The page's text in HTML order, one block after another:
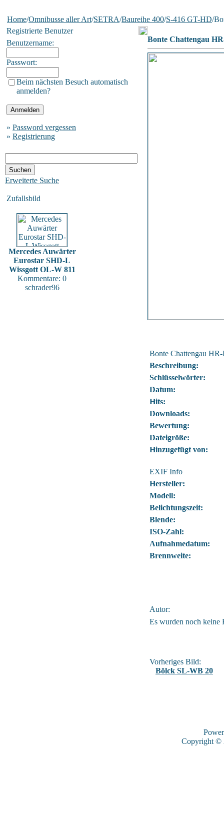
Home/Omnibusse aller Art/SETRA/Baureihe 400/S-416 GT-HD/
Registrierte Benutzer
Benutzername:
Passwort:
Beim nächsten Besuch automatisch
anmelden?
» Password vergessen
» Registrierung
Erweiterte Suche
Zufallsbild
Mercedes Auwärter
Eurostar SHD-L
Wissgott OL-W 811
Kommentare: 0
schrader96
Bonte Chattengau
Bonte Chattengau
Beschreibung:
Schlüsselwörter:
Datum:
Hits:
Downloads:
Bewertung:
Dateigröße:
Hinzugefügt von:
EXIF Info
Hersteller:
Modell:
Belichtungszeit:
Blende:
ISO-Zahl:
Aufnahmedatum:
Brennweite:
Autor:
Es wurden noch keine
Vorheriges Bild:
Bölck SL-WB 20
Copyright ©